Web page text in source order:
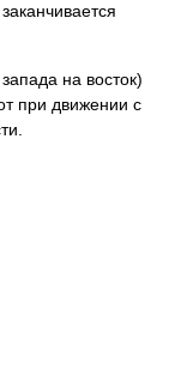
на восток)
при движении с